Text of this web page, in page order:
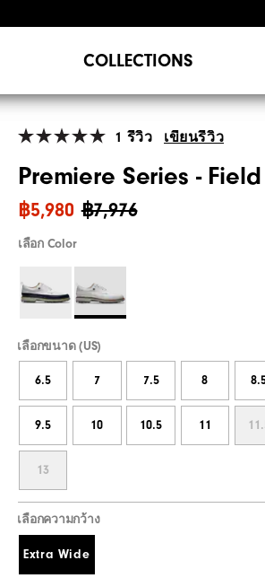
COLLECTIONS
1 รีวิว เขียนรีวิว
Premiere Series - Field
฿7,976
฿5,980
เลือก Color
เลือกขนาด (US)
6.5 7 7.5 8
9.5 10 10.5 11
13
เลือกความกว้าง
Extra Wide